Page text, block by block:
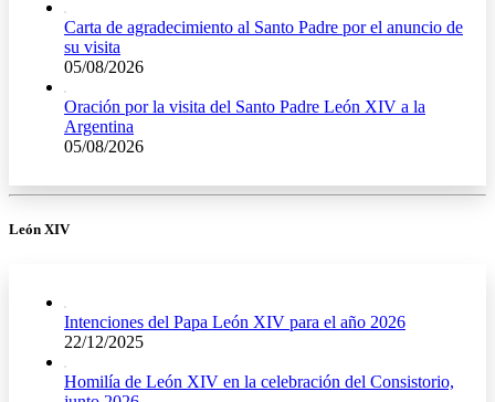
Carta de agradecimiento al Santo Padre por el anuncio de
su visita
05/08/2026
Oración por la visita del Santo Padre León XIV a la
Argentina
05/08/2026
León XIV
Intenciones del Papa León XIV para el año 2026
22/12/2025
Homilía de León XIV en la celebración del Consistorio,